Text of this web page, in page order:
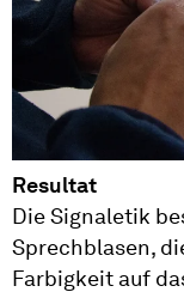
Resultat
Die Signaletik
Sprechblasen,
Farbigkeit auf